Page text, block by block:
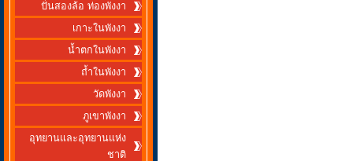
ปั่นสองล้อ ท่องพังงา
เกาะในพังงา
น้ำตกในพังงา
ถ้ำในพังงา
วัดพังงา
ภูเขาพังงา
อุทยานและอุทยานแห่ง
ชาติ